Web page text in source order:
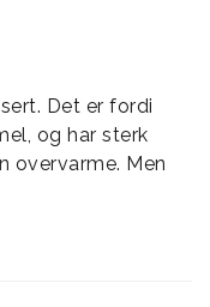
Det er fordi
og har sterk
overvarme. Men